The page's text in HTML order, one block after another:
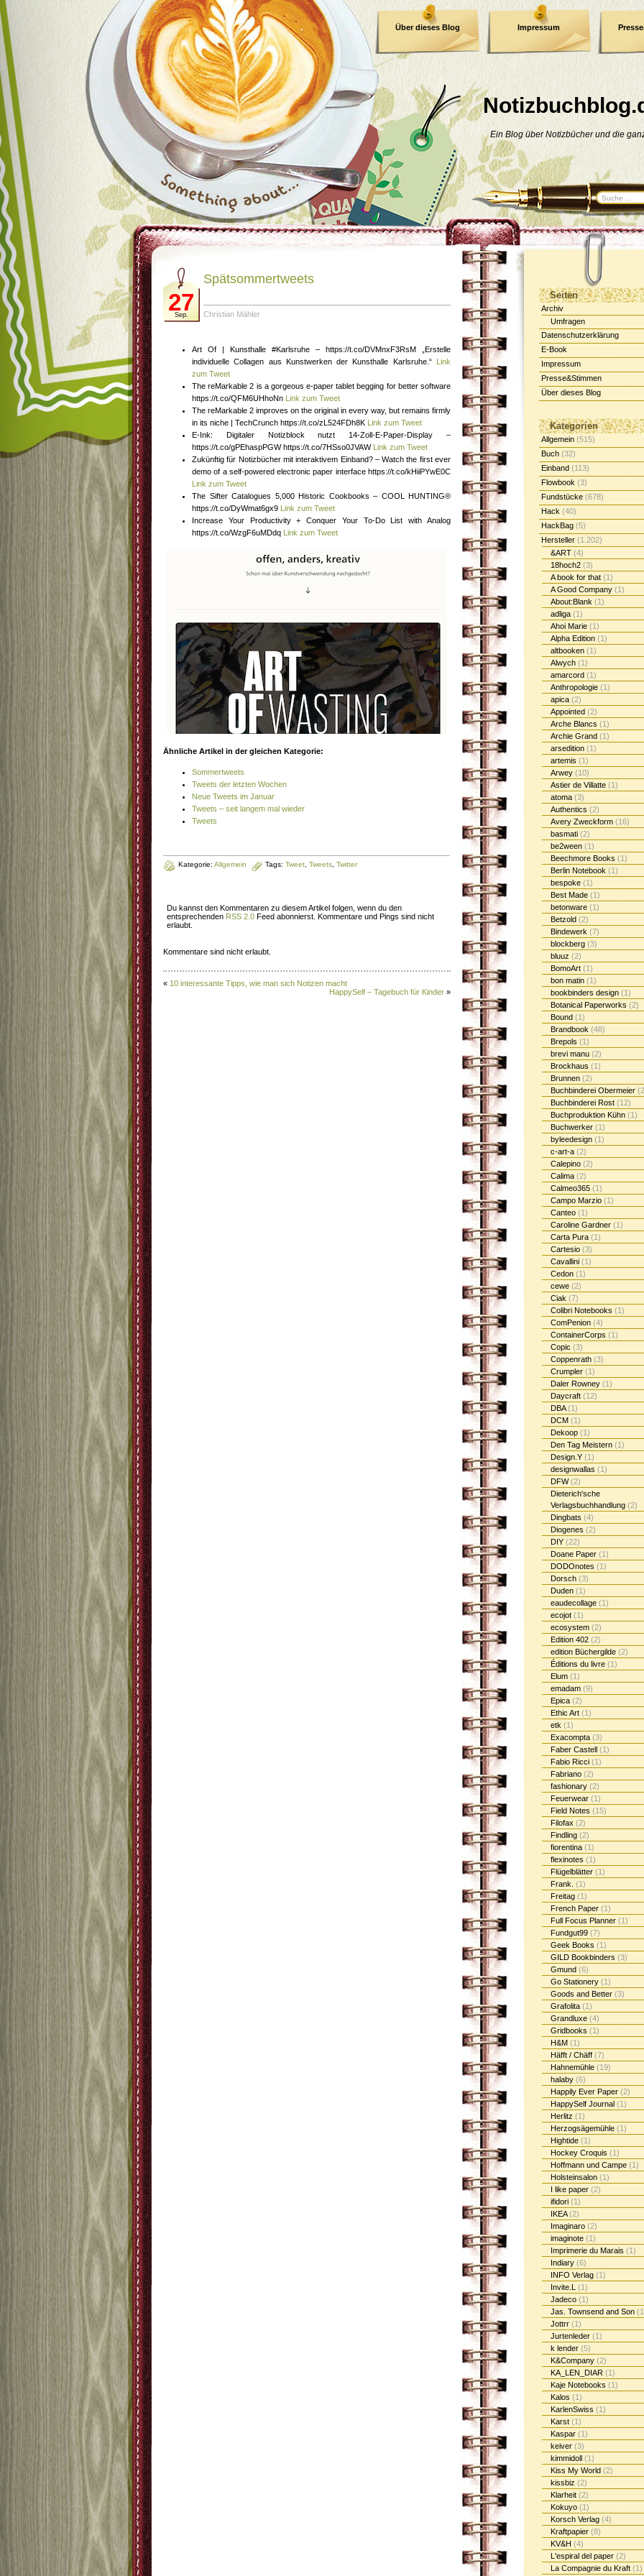
Ein Blog über Notizbücher und die
Über dieses Blog Impressum
Datenschutzerklärung
Seiten
Archiv
Umfragen
Datenschutzerklärung
E-Book
Impressum
Presse&Stimmen
Über dieses Blog
Kategorien
Allgemein (515)
Buch (32)
Einband (113)
Flowbook (3)
Fundstücke (678)
Hack (40)
HackBag (5)
Hersteller (1.202)
&ART (4)
18hoch2 (3)
A book for that (1)
A Good Company (1)
About:Blank (1)
adliga (1)
Ahoi Marie (1)
Alpha Edition (1)
altbooken (1)
Alwych (1)
amarcord (1)
Anthropologie (1)
apica (2)
Appointed (2)
Arche Blancs (1)
Archie Grand (1)
arsedition (1)
artemis (1)
Arwey (10)
Astier de Villatte (1)
atoma (3)
Authentics (2)
Avery Zweckform (16)
basmati (2)
be2ween (1)
Beechmore Books (1)
Berlin Notebook (1)
bespoke (1)
Best Made (1)
betonware (1)
Betzold (2)
Bindewerk (7)
blockberg (3)
bluuz (2)
BomoArt (1)
bon matin (1)
bookbinders design (1)
Botanical Paperworks (2)
Bound (1)
Brandbook (48)
Brepols (1)
brevi manu (2)
Brockhaus (1)
Brunnen (2)
Buchbinderei Obermeier
Buchbinderei Rost (12)
Buchproduktion Kühn (1)
Buchwerker (1)
byleedesign (1)
c-art-a (2)
Calepino (2)
Calima (2)
Calmeo365 (1)
Campo Marzio (1)
Canteo (1)
Caroline Gardner (1)
Carta Pura (1)
Cartesio (3)
Cavallini (1)
Cedon (1)
cewe (2)
Ciak (7)
Colibri Notebooks (1)
ComPenion (4)
ContainerCorps (1)
Copic (3)
Coppenrath (3)
Crumpler (1)
Daler Rowney (1)
Daycraft (12)
DBA(1)
DCM (1)
Dekoop (1)
Den Tag Meistern (1)
Design.Y (1)
designwallas (1)
DFW(2)
Dieterich'sche
Verlagsbuchhandlung (2)
Dingbats (4)
Diogenes (2)
DIY (22)
Doane Paper (1)
DODOnotes (1)
Dorsch (3)
Duden (1)
eaudecollage (1)
ecojot (1)
ecosystem (2)
Edition 402 (2)
edition Büchergilde (2)
Éditions du livre (1)
Elum (1)
emadam (9)
Epica (2)
Ethic Art (1)
etk (1)
Exacompta (3)
Faber Castell (1)
Fabio Ricci (1)
Fabriano (2)
fashionary (2)
Feuerwear (1)
Field Notes (15)
Filofax (2)
Findling (2)
fiorentina (1)
flexinotes (1)
Flügelblätter (1)
Frank. (1)
Freitag (1)
French Paper (1)
Full Focus Planner (1)
Fundgut99 (7)
Geek Books (1)
GILD Bookbinders (3)
Gmund (6)
Go Stationery (1)
Goods and Better (3)
Grafolita (1)
Grandluxe (4)
Gridbooks (1)
H&M (1)
Häfft / Chäff (7)
Hahnemühle (19)
halaby (6)
Happily Ever Paper (2)
HappySelf Journal (1)
Herlitz (1)
Herzogsägemühle (1)
Hightide (1)
Hockey Croquis (1)
Hoffmann und Campe (1)
Holsteinsalon (1)
I like paper (2)
ifidori (1)
IKEA(2)
Imaginaro (2)
imaginote (1)
Imprimerie du Marais (1)
Indiary (6)
INFO Verlag (1)
Invite.L (1)
Jadeco (1)
Jas. Townsend and Son
Jottrr (1)
Jurtenleder (1)
k lender (5)
K&Company (2)
KA_LEN_DIAR (1)
Kaje Notebooks (1)
Kalos (1)
KarlenSwiss (1)
Karst (1)
Kaspar (1)
keiver (3)
kimmidoll (1)
Kiss My World (2)
kissbiz (2)
Klarheit (2)
Kokuyo (1)
Korsch Verlag (4)
Kraftpapier (8)
KV&H (4)
L'espiral del paper (2)
La Compagnie du Kraft (1)
27
Sep.
Spätsommertweets
Christian Mähler
Art Of | Kunsthalle #Karlsruhe – https://t.co/DVMnxF3RsM „Erstelle
individuelle Collagen aus Kunstwerken der Kunsthalle Karlsruhe.“ Link
zum Tweet
The reMarkable 2 is a gorgeous e-paper tablet begging for better software
https://t.co/QFM6UHhoNn Link zum Tweet
The reMarkable 2 improves on the original in every way, but remains firmly
in its niche | TechCrunch https://t.co/zL524FDh8K Link zum Tweet
E-Ink: Digitaler Notizblock nutzt 14-Zoll-E-Paper-Display –
https://t.co/gPEhaspPGW https://t.co/7HSso0JVAW Link zum Tweet
Zukünftig für Notizbücher mit interaktivem Einband? – Watch the first ever
demo of a self-powered electronic paper interface https://t.co/kHiiPYwE0C
Link zum Tweet
The Sifter Catalogues 5,000 Historic Cookbooks – COOL HUNTING®
https://t.co/DyWmat6gx9 Link zum Tweet
Increase Your Productivity + Conquer Your To-Do List with Analog
https://t.co/WzgF6uMDdq Link zum Tweet
Ähnliche Artikel in der gleichen Kategorie:
Sommertweets
Tweets der letzten Wochen
Neue Tweets im Januar
Tweets – seit langem mal wieder
Tweets
Kategorie: Allgemein Tags: Tweet Tweets Twitter
Du kannst den Kommentaren zu diesem Artikel folgen, wenn du den
entsprechenden RSS 2.0 Feed abonnierst. Kommentare und Pings sind nicht
erlaubt.
Kommentare sind nicht erlaubt.
« 10 interessante Tipps, wie man sich Notizen macht
HappySelf – Tagebuch für Kinder »